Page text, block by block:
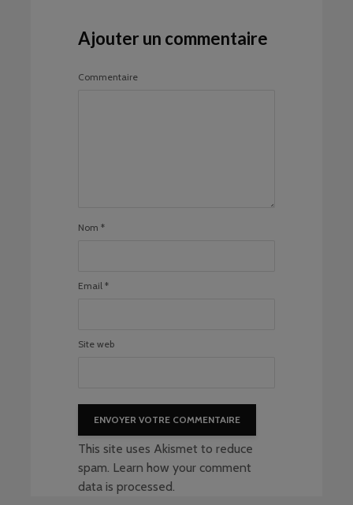
Ajouter un commentaire
Commentaire
Nom *
Email *
Site web
This site uses Akismet to reduce
spam. Learn how your comment
data is processed.